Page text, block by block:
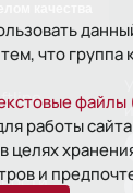
что
работы
целях
и
качества